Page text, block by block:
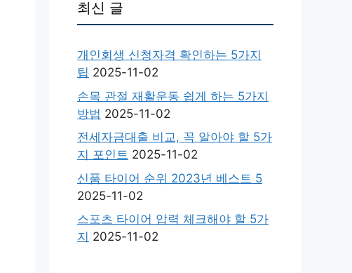
최신 글
개인회생 신청자격 확인하는 5가지
팁 2025-11-02
손목 관절 재활운동 쉽게 하는 5가지
방법 2025-11-02
전세자금대출 비교, 꼭 알아야 할 5가
지 포인트 2025-11-02
신품 타이어 순위 2023년 베스트 5
2025-11-02
스포츠 타이어 압력 체크해야 할 5가
지 2025-11-02